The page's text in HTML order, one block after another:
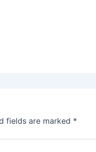
fields are marked *